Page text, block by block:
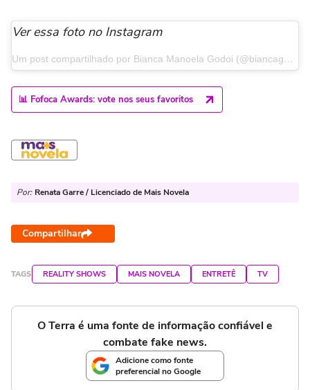
Ver essa foto no Instagram
Um post compartilhado por Bianca Manoela Godoi (@biancagodoioficial)
📊 Fofoca Awards: vote nos seus favoritos
Por: Renata Garre / Licenciado de Mais Novela
Compartilhar
TAGS REALITY SHOWS MAIS NOVELA ENTRETÊ TV
O Terra é uma fonte de informação confiável e
combate fake news.
Adicione como fonte
preferencial no Google